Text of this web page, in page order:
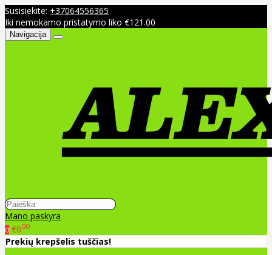
Susisiekite: +37064556365
Iki nemokamo pristatymo liko €121.00
Navigacija
Mano paskyra
0 €000
Prekių krepšelis tuščias!